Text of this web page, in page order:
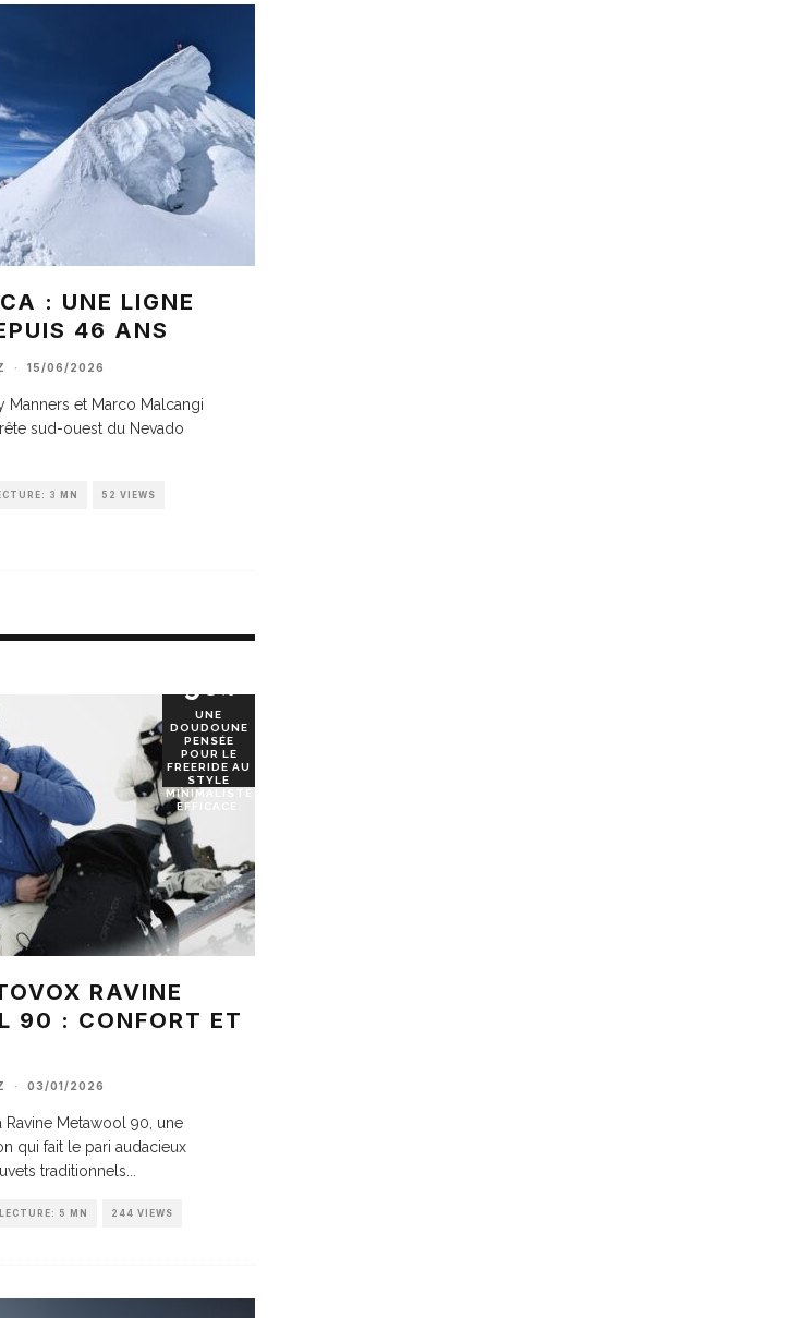
: UNE LIGNE
46 ANS
· 15/06/2026
Manners et Marco Malcangi
sud-ouest du Nevado
3 MN 52 VIEWS
90%
UNE
DOUDOUNE
PENSÉE
POUR LE
FREERIDE AU
STYLE
MINIMALISTE
EFFICACE.
RAVINE
90 : CONFORT ET
· 03/01/2026
Metawool 90, une
qui fait le pari audacieux
traditionnels
5 MN 244 VIEWS